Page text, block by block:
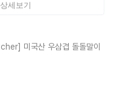
상세보기
미국산 우삼겹 돌돌말이